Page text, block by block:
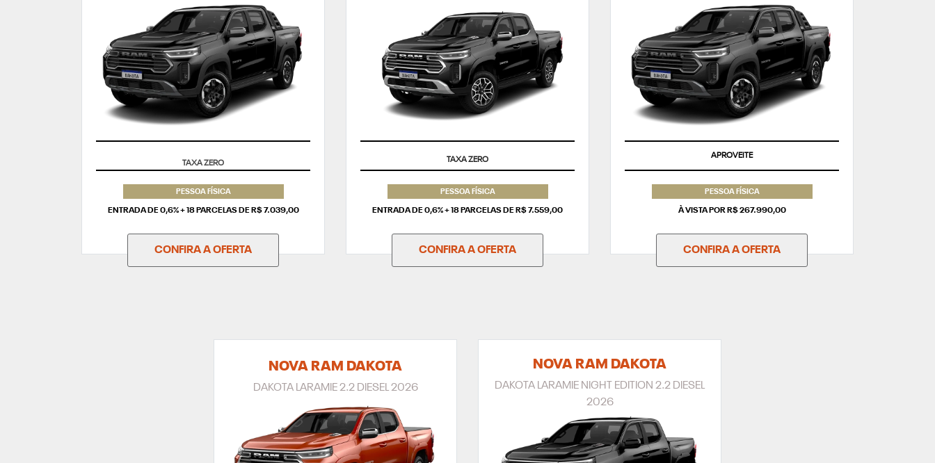
PESSOA FÍSICA
ENTRADA DE 0,6% + 18 PARCELAS DE R$ 7.039,00
CONFIRA A OFERTA
SUPERVALORIZAÇÃO DO SEU SEMINOVO
PESSOA FÍSICA
ENTRADA DE 0,6% + 18 PARCELAS DE R$ 7.559,00
CONFIRA A OFERTA
APROVEITE
PESSOA FÍSICA
À VISTA POR R$ 267.990,00
CONFIRA A OFERTA
NOVA RAM DAKOTA
DAKOTA LARAMIE 2.2 DIESEL 2026
NOVA RAM DAKOTA
DAKOTA LARAMIE NIGHT EDITION 2.2 DIESEL
2026